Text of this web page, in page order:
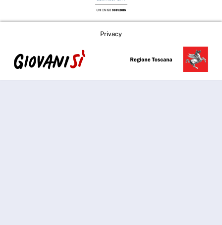
Privacy